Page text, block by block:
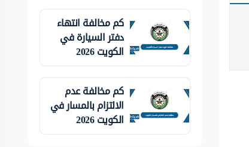
كم مخالفة انتهاء
دفتر السيارة في
الكويت 2026
كم مخالفة عدم
الالتزام بالمسار في
الكويت 2026